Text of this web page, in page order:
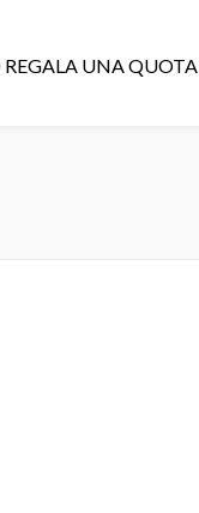
REGALA UNA QUOTA